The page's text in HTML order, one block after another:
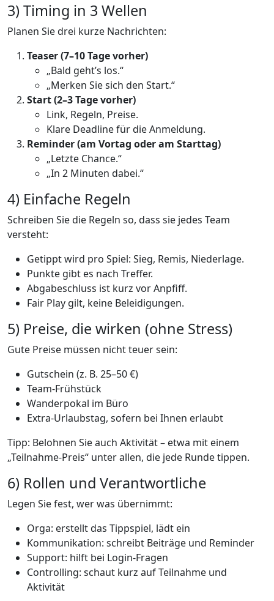
3) Timing in 3 Wellen
Planen Sie drei kurze Nachrichten:
Teaser (7–10 Tage vorher)
„Bald geht’s los.“
„Merken Sie sich den Start.“
Start (2–3 Tage vorher)
Link, Regeln, Preise.
Klare Deadline für die Anmeldung.
Reminder (am Vortag oder am Starttag)
„Letzte Chance.“
„In 2 Minuten dabei.“
4) Einfache Regeln
Schreiben Sie die Regeln so, dass sie jedes Team
versteht:
Getippt wird pro Spiel: Sieg, Remis, Niederlage.
Punkte gibt es nach Treffer.
Abgabeschluss ist kurz vor Anpfiff.
Fair Play gilt, keine Beleidigungen.
5) Preise, die wirken (ohne Stress)
Gute Preise müssen nicht teuer sein:
Gutschein (z. B. 25–50 €)
Team-Frühstück
Wanderpokal im Büro
Extra-Urlaubstag, sofern bei Ihnen erlaubt
Tipp: Belohnen Sie auch Aktivität – etwa mit einem
„Teilnahme-Preis“ unter allen, die jede Runde tippen.
6) Rollen und Verantwortliche
Legen Sie fest, wer was übernimmt:
Orga: erstellt das Tippspiel, lädt ein
Kommunikation: schreibt Beiträge und Reminder
Support: hilft bei Login-Fragen
Controlling: schaut kurz auf Teilnahme und
Aktivität